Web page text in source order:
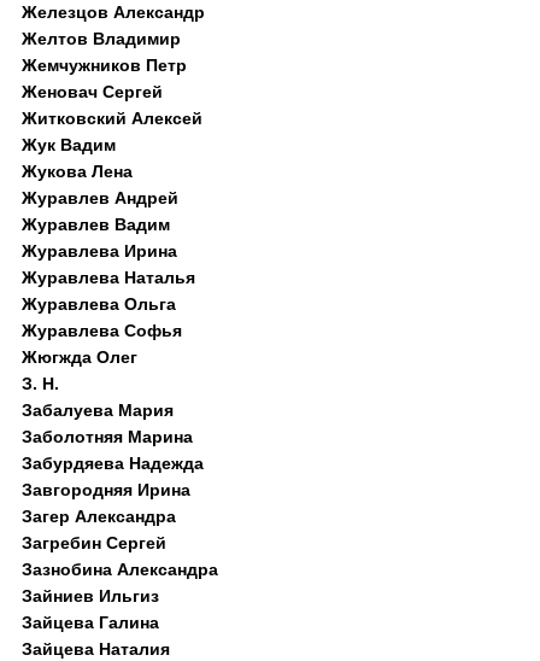
Железцов Александр
Желтов Владимир
Жемчужников Петр
Женовач Сергей
Житковский Алексей
Жук Вадим
Жукова Лена
Журавлев Андрей
Журавлев Вадим
Журавлева Ирина
Журавлева Наталья
Журавлева Ольга
Журавлева Софья
Жюгжда Олег
З. Н.
Забалуева Мария
Заболотняя Марина
Забурдяева Надежда
Завгородняя Ирина
Загер Александра
Загребин Сергей
Зазнобина Александра
Зайниев Ильгиз
Зайцева Галина
Зайцева Наталия